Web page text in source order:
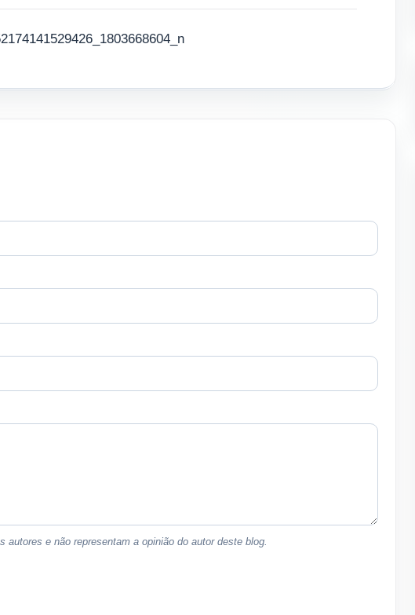
e não representam a opinião do autor deste blog.